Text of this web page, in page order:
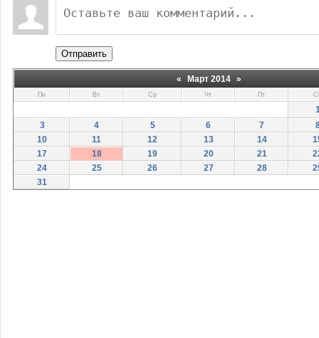
Отправить
« Март 2014 »
Пн Вт Ср Чт Пт
3
4 5 6 7
10
11 12 13 14
17
18 19 20 21
24
25 26 27 28
31